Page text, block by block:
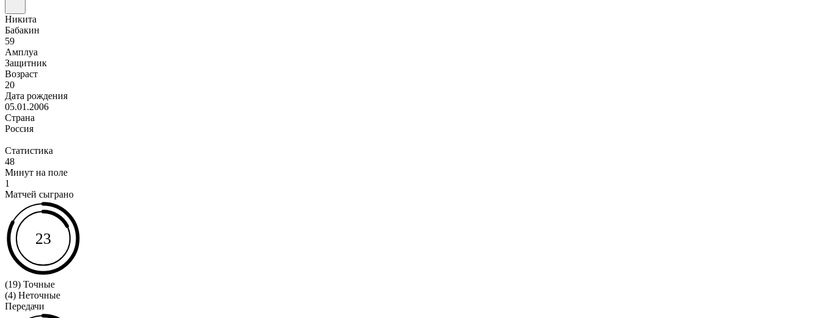
Никита
Бабакин
59
Амплуа
Защитник
Возраст
20
Дата рождения
05.01.2006
Страна
Россия
Статистика
48
Минут на поле
1
Матчей сыграно
23
(19) Точные
(4) Неточные
Передачи